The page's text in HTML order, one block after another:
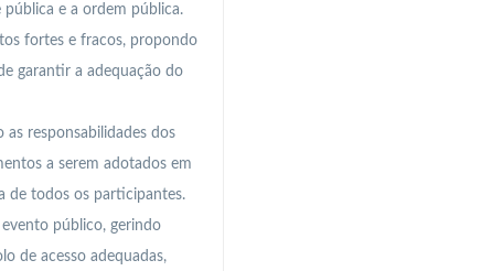
pública e a ordem pública.
fortes e fracos, propondo
garantir a adequação do
responsabilidades dos
a serem adotados em
de todos os participantes.
público, gerindo
de acesso adequadas,